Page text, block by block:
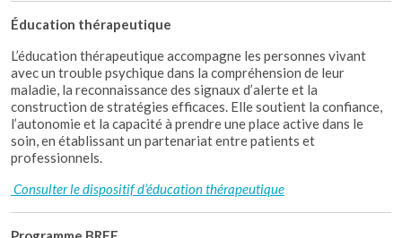
Éducation thérapeutique
L’éducation thérapeutique accompagne les personnes vivant
avec un trouble psychique dans la compréhension de leur
maladie, la reconnaissance des signaux d’alerte et la
construction de stratégies efficaces. Elle soutient la confiance,
l’autonomie et la capacité à prendre une place active dans le
soin, en établissant un partenariat entre patients et
professionnels.
Consulter le dispositif d’éducation thérapeutique